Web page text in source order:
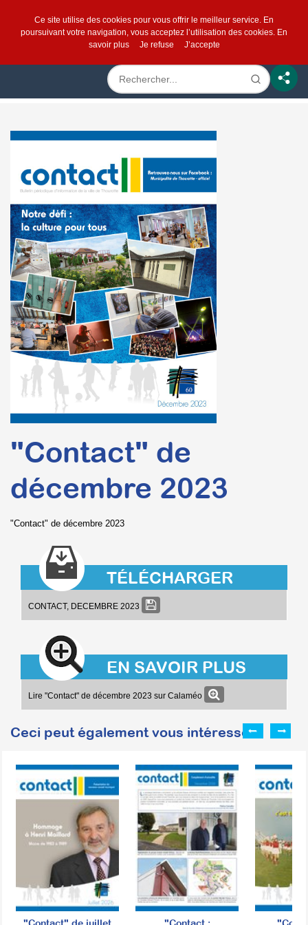
"Contact" de
décembre 2023
"Contact" de décembre 2023
TÉLÉCHARGER
CONTACT, DECEMBRE 2023
EN SAVOIR PLUS
Lire "Contact" de décembre 2023 sur Calaméo
Ceci peut également vous intéresser :
"Contact" de juillet "Contact :
Ce site utilise des cookies pour vous offrir le meilleur service. En
poursuivant votre navigation, vous acceptez l’utilisation des cookies. En
savoir plus
Je refuse J’accepte